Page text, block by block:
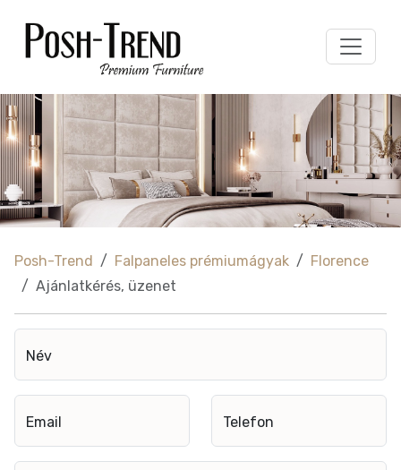
Posh-Trend Falpaneles prémiumágyak
Florence
Ajánlatkérés, üzenet
Név
Email Telefon